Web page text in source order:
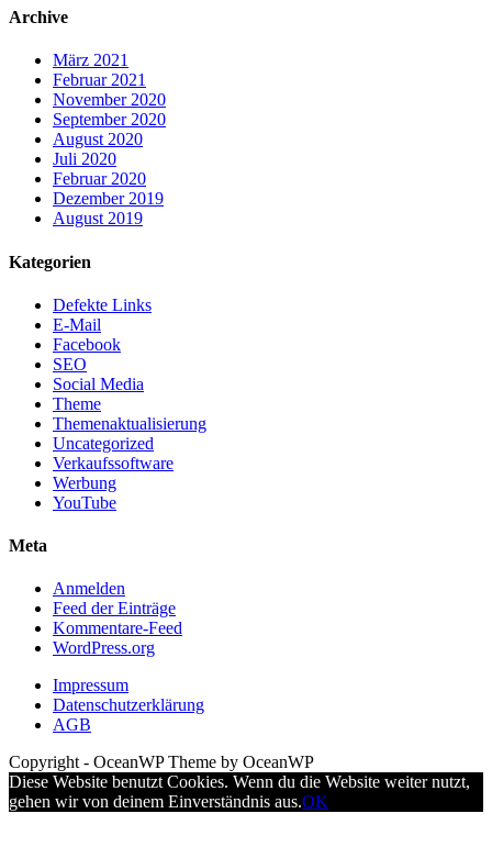
Archive
März 2021
Februar 2021
November 2020
September 2020
August 2020
Juli 2020
Februar 2020
Dezember 2019
August 2019
Kategorien
Defekte Links
E-Mail
Facebook
SEO
Social Media
Theme
Themenaktualisierung
Uncategorized
Verkaufssoftware
Werbung
YouTube
Meta
Anmelden
Feed der Einträge
Kommentare-Feed
WordPress.org
Impressum
Datenschutzerklärung
AGB
Copyright - OceanWP Theme by OceanWP
Diese Website benutzt Cookies. Wenn du die Website weiter nutzt,
gehen wir von deinem Einverständnis aus.OK